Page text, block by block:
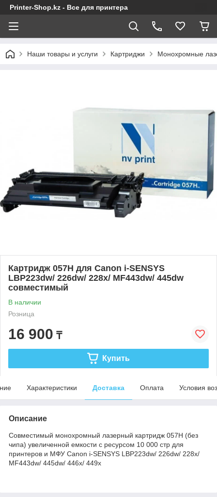
Printer-Shop.kz - Все для принтера
Наши товары и услуги Картриджи Монохромные
Картридж 057H для Canon i-SENSYS
LBP223dw/ 226dw/ 228x/ MF443dw/ 445dw
совместимый
В наличии
Розница
16 900 ₸
Купить
Характеристики Доставка Оплата Условия
Описание
Совместимый монохромный лазерный картридж 057H (без
чипа) увеличенной емкости с ресурсом 10 000 стр для
принтеров и МФУ Canon i-SENSYS LBP223dw/ 226dw/ 228x/
MF443dw/ 445dw/ 446x/ 449x